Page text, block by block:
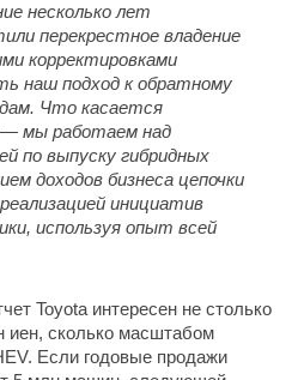
несколько лет
перекрестное владение
корректировками
наш подход к обратному
Что касается
мы работаем над
по выпуску гибридных
доходов бизнеса цепочки
инициатив
используя опыт всей
Toyota интересен не столько
иен, сколько масштабом
Если годовые продажи